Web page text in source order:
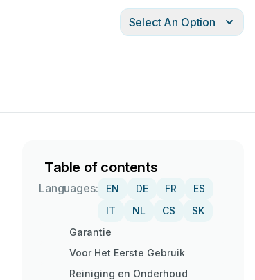
Select An Option
Table of contents
Languages: EN DE FR
ES
IT
NL CS
SK
Garantie
Voor Het Eerste Gebruik
Reiniging en Onderhoud